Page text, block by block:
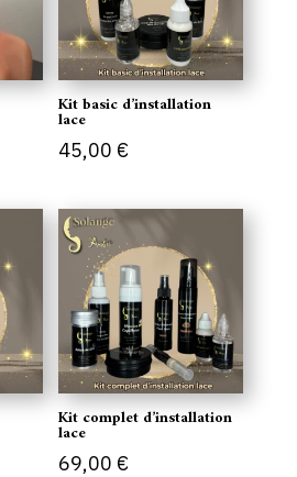
Kit basic d’installation
lace
45,00 €
Kit complet d’installation
lace
69,00 €